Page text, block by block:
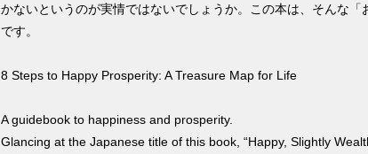
かないというのが実情ではないでしょうか。この本は、そんな
です。
8 Steps to Happy Prosperity: A Treasure Map for Life
A guidebook to happiness and prosperity.
Glancing at the Japanese title of this book, “Happy, Slightly